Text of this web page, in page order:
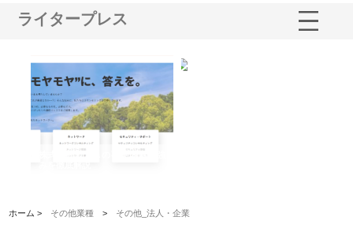
ライタープレス
株式会社ＣＳＡの事業内容と強
ホーム > その他業種 > その他_法人・企業